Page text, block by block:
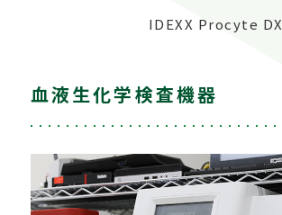
IDEXX Procyte DX
血液生化学検査機器